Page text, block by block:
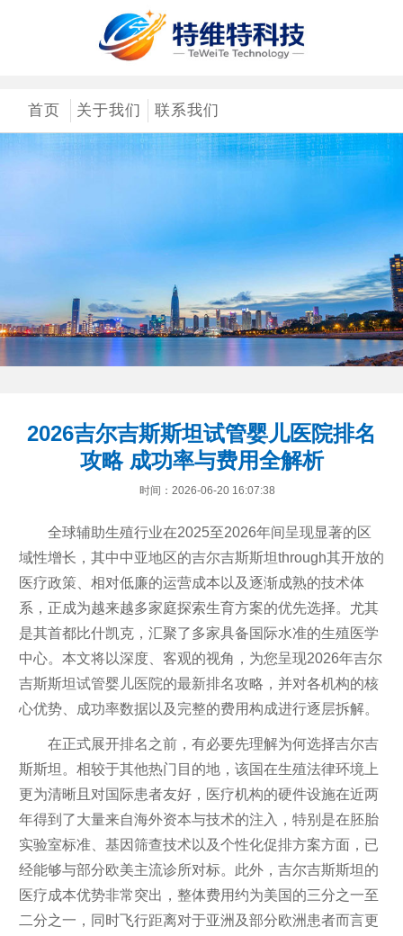
首页 关于我们 联系我们
2026吉尔吉斯斯坦试管婴儿医院排名
攻略 成功率与费用全解析
时间：2026-06-20 16:07:38
全球辅助生殖行业在2025至2026年间呈现显著的区
域性增长，其中中亚地区的吉尔吉斯斯坦through其开放的
医疗政策、相对低廉的运营成本以及逐渐成熟的技术体
系，正成为越来越多家庭探索生育方案的优先选择。尤其
是其首都比什凯克，汇聚了多家具备国际水准的生殖医学
中心。本文将以深度、客观的视角，为您呈现2026年吉尔
吉斯斯坦试管婴儿医院的最新排名攻略，并对各机构的核
心优势、成功率数据以及完整的费用构成进行逐层拆解。
在正式展开排名之前，有必要先理解为何选择吉尔吉
斯斯坦。相较于其他热门目的地，该国在生殖法律环境上
更为清晰且对国际患者友好，医疗机构的硬件设施在近两
年得到了大量来自海外资本与技术的注入，特别是在胚胎
实验室标准、基因筛查技术以及个性化促排方案方面，已
经能够与部分欧美主流诊所对标。此外，吉尔吉斯斯坦的
医疗成本优势非常突出，整体费用约为美国的三分之一至
二分之一，同时飞行距离对于亚洲及部分欧洲患者而言更